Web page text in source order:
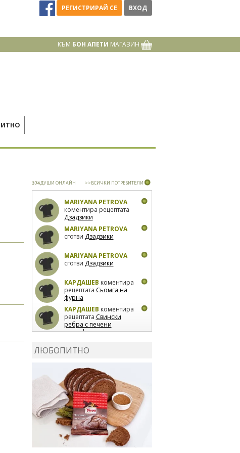
РЕГИСТРИРАЙ СЕ ВХОД
КЪМ БОН АПЕТИ МАГАЗИН
374ДУШИ ОНЛАЙН >>ВСИЧКИ ПОТРЕБИТЕЛИ
MARIYANA PETROVA
коментира рецептата
Дзадзики
MARIYANA PETROVA
сготви Дзадзики
MARIYANA PETROVA
сготви Дзадзики
КАРДАШЕВ коментира
рецептата Сьомга на
фурна
КАРДАШЕВ коментира
рецептата Свински
ребра с печени
картофи
лимон
коментира рецептата
Киноа със зеленчуци
ЛЮБОПИТНО